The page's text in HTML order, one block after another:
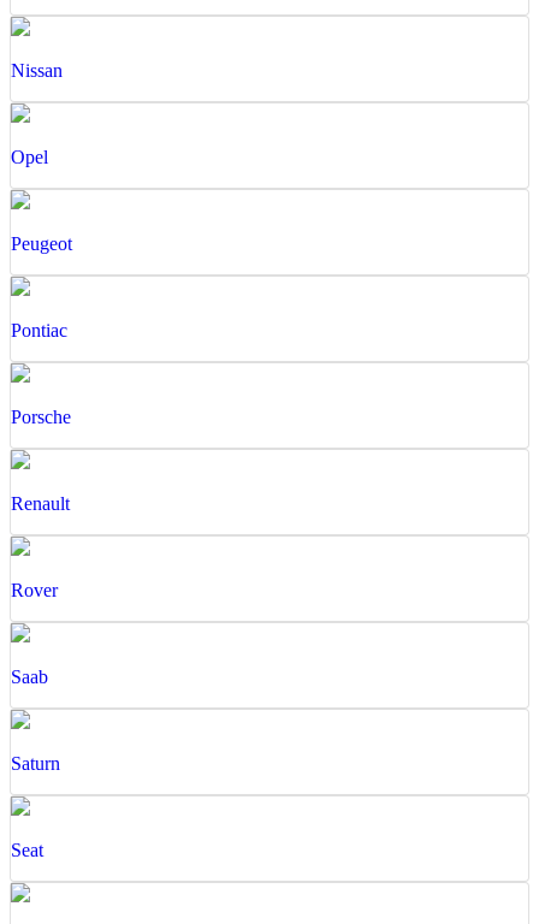
Nissan
Opel
Peugeot
Pontiac
Porsche
Renault
Rover
Saab
Saturn
Seat